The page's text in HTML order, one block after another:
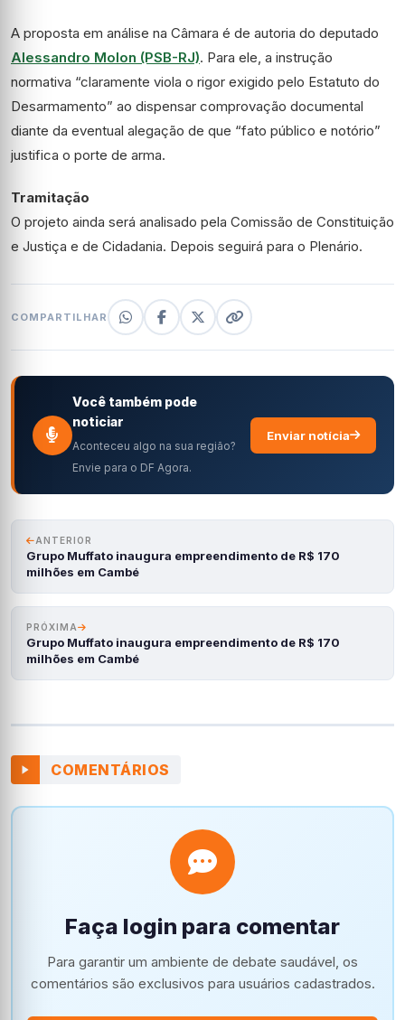
A proposta em análise na Câmara é de autoria do deputado
Alessandro Molon (PSB-RJ). Para ele, a instrução
normativa “claramente viola o rigor exigido pelo Estatuto do
Desarmamento” ao dispensar comprovação documental
diante da eventual alegação de que “fato público e notório”
justifica o porte de arma.
Tramitação
O projeto ainda será analisado pela Comissão de Constituição
e Justiça e de Cidadania. Depois seguirá para o Plenário.
COMPARTILHAR
Você também pode
noticiar
Aconteceu algo na sua região?
Envie para o DF Agora.
Enviar notícia
ANTERIOR
Grupo Muffato inaugura empreendimento de R$ 170
milhões em Cambé
PRÓXIMA
Grupo Muffato inaugura empreendimento de R$ 170
milhões em Cambé
COMENTÁRIOS
Faça login para comentar
Para garantir um ambiente de debate saudável, os
comentários são exclusivos para usuários cadastrados.